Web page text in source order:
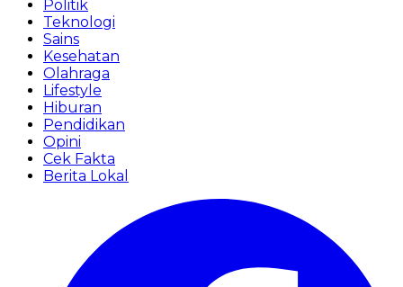
Politik
Teknologi
Sains
Kesehatan
Olahraga
Lifestyle
Hiburan
Pendidikan
Opini
Cek Fakta
Berita Lokal